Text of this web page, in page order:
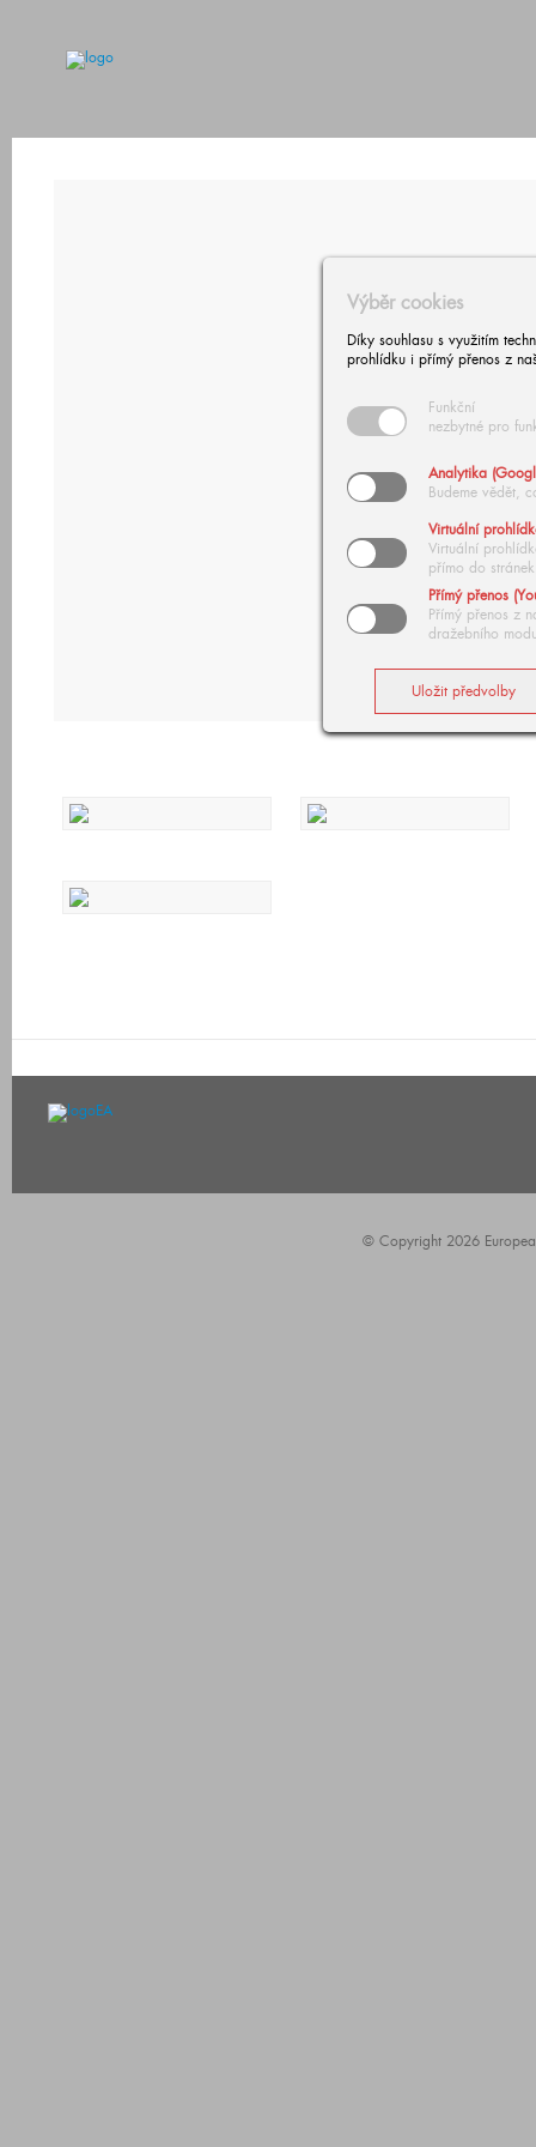
Výběr cookies
Díky souhlasu s využitím
prohlídku i přímý přenos z
Funkční
nezbytné pro
Analytika
Budeme vědět,
Virtuální
Virtuální
přímo do stránek
Přímý přenos
Přímý přenos z
dražebního
© Copyright 2026